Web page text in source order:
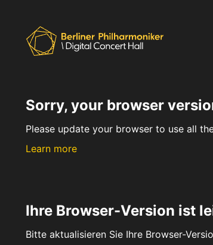
Sorry, your browser
Please update your browser to use all
Learn more
Ihre Browser-Version ist
Bitte aktualisieren Sie Ihre Browser-